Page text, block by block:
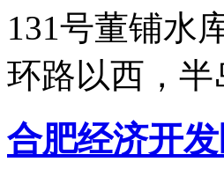
131号董铺水
环路以西，半
合肥经济开